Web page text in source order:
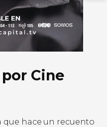
Cine
que hace un recuento